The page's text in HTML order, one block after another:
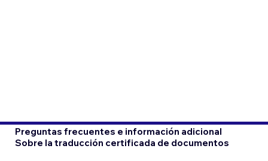
Preguntas frecuentes e información adicional
Sobre la traducción certificada de documentos